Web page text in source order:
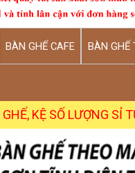
BÀN GHẾ CAFE BÀN GHẾ
SỈ TỪ 5 CÁI TRỞ